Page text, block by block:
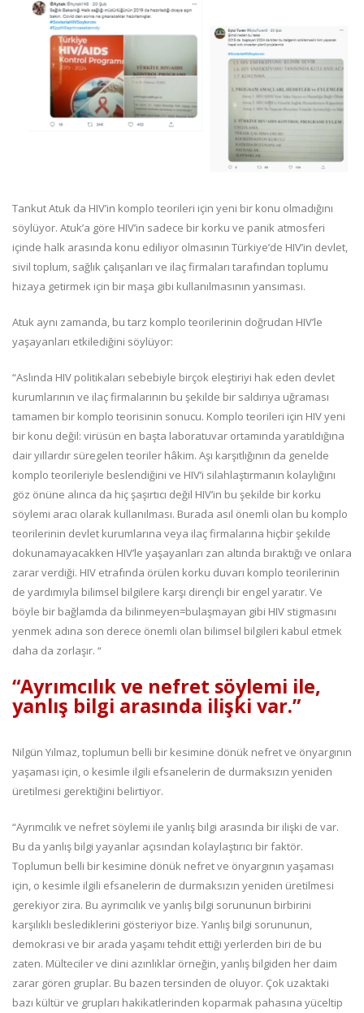
Tankut Atuk da HIV’in komplo teorileri için yeni bir konu olmadığını
söylüyor. Atuk’a göre HIV’in sadece bir korku ve panik atmosferi
içinde halk arasında konu ediliyor olmasının Türkiye’de HIV’in devlet,
sivil toplum, sağlık çalışanları ve ilaç firmaları tarafından toplumu
hizaya getirmek için bir maşa gibi kullanılmasının yansıması.
Atuk aynı zamanda, bu tarz komplo teorilerinin doğrudan HIV’le
yaşayanları etkilediğini söylüyor:
“Aslında HIV politikaları sebebiyle birçok eleştiriyi hak eden devlet
kurumlarının ve ilaç firmalarının bu şekilde bir saldırıya uğraması
tamamen bir komplo teorisinin sonucu. Komplo teorileri için HIV yeni
bir konu değil: virüsün en başta laboratuvar ortamında yaratıldığına
dair yıllardır süregelen teoriler hâkim. Aşı karşıtlığının da genelde
komplo teorileriyle beslendiğini ve HIV’i silahlaştırmanın kolaylığını
göz önüne alınca da hiç şaşırtıcı değil HIV’in bu şekilde bir korku
söylemi aracı olarak kullanılması. Burada asıl önemli olan bu komplo
teorilerinin devlet kurumlarına veya ilaç firmalarına hiçbir şekilde
dokunamayacakken HIV’le yaşayanları zan altında bıraktığı ve onlara
zarar verdiği. HIV etrafında örülen korku duvarı komplo teorilerinin
de yardımıyla bilimsel bilgilere karşı dirençli bir engel yaratır. Ve
böyle bir bağlamda da bilinmeyen=bulaşmayan gibi HIV stigmasını
yenmek adına son derece önemli olan bilimsel bilgileri kabul etmek
daha da zorlaşır. “
“Ayrımcılık ve nefret söylemi ile,
yanlış bilgi arasında ilişki var.”
Nilgün Yılmaz, toplumun belli bir kesimine dönük nefret ve önyargının
yaşaması için, o kesimle ilgili efsanelerin de durmaksızın yeniden
üretilmesi gerektiğini belirtiyor.
“Ayrımcılık ve nefret söylemi ile yanlış bilgi arasında bir ilişki de var.
Bu da yanlış bilgi yayanlar açısından kolaylaştırıcı bir faktör.
Toplumun belli bir kesimine dönük nefret ve önyargının yaşaması
için, o kesimle ilgili efsanelerin de durmaksızın yeniden üretilmesi
gerekiyor zira. Bu ayrımcılık ve yanlış bilgi sorununun birbirini
karşılıklı beslediklerini gösteriyor bize. Yanlış bilgi sorununun,
demokrasi ve bir arada yaşamı tehdit ettiği yerlerden biri de bu
zaten. Mülteciler ve dini azınlıklar örneğin, yanlış bilgiden her daim
zarar gören gruplar. Bu bazen tersinden de oluyor. Çok uzaktaki
bazı kültür ve grupları hakikatlerinden koparmak pahasına yüceltip